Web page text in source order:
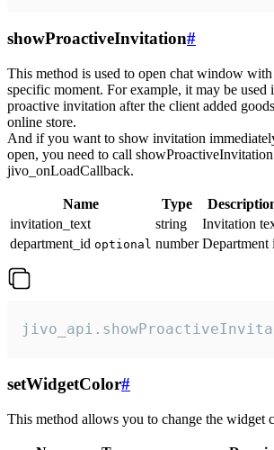
showProactiveInvitation#
This method is used to open chat window
specific moment. For example, it may be
proactive invitation after the client added
online store.
And if you want to show invitation
open, you need to call
jivo_onLoadCallback.
Name Type
invitation_text
string
Invitation
department_id optional number Department
setWidgetColor#
This method allows you to change the widget